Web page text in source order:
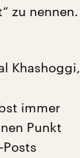
zu nennen.
Khashoggi,
immer
Punkt